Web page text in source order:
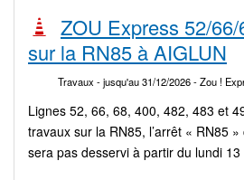
ZOU Express 52/
sur la RN85 à AIGLUN
Travaux - jusqu'au 31/12/2026- Zou !
Lignes 52, 66, 68, 400, 482, 483 et
travaux sur la RN85, l’arrêt « RN85 »
sera pas desservi à partir du lundi 13